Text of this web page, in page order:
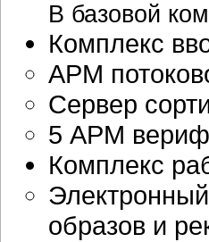
В базовой
Комплекс
АРМ
Сервер
5 АРМ
Комплекс
образов и